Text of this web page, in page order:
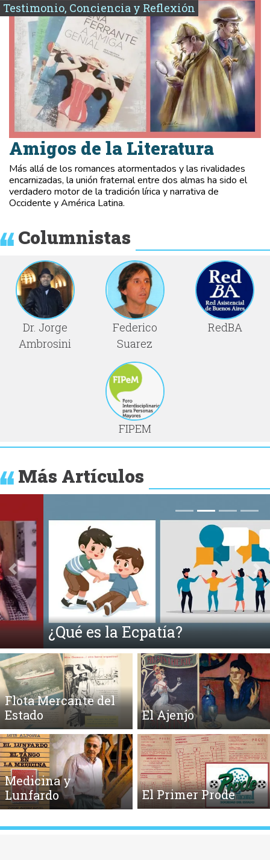
Testimonio, Conciencia y Reflexión
Amigos de la Literatura
Más allá de los romances atormentados y las rivalidades
encarnizadas, la unión fraternal entre dos almas ha sido el
verdadero motor de la tradición lírica y narrativa de
Occidente y América Latina.
Columnistas
Dr. Jorge
Ambrosini
Federico
Suarez
RedBA
FIPEM
Más Artículos
¿Qué es la Ecpatía?
Anterior
Flota Mercante del
Estado
El Ajenjo
Medicina y
Lunfardo
El Primer Prode